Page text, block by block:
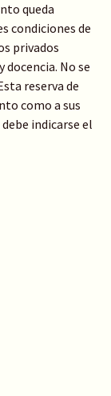
queda
condiciones de
privados
No se
reserva de
como a sus
indicarse el